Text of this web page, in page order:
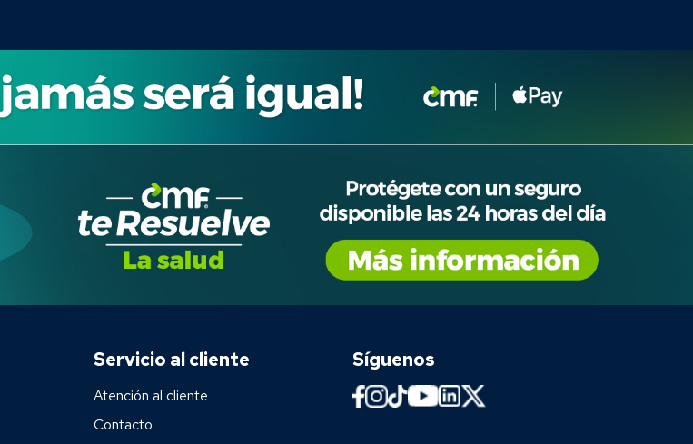
Servicio al cliente
Atención al cliente
Contacto
Síguenos